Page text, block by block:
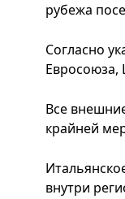
рубежа
Согласно
Все
крайней
внутри